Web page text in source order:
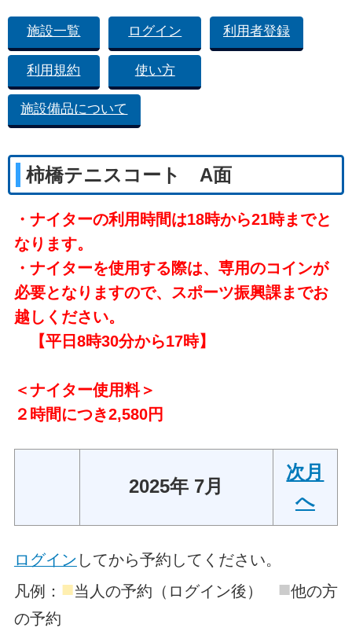
施設一覧 ログイン 利用者登録
利用規約 使い方
施設備品について
柿橋テニスコート A面
・ナイターの利用時間は18時から21時までと
なります。
・ナイターを使用する際は、専用のコインが
必要となりますので、スポーツ振興課までお
越しください。
【平日8時30分から17時】
＜ナイター使用料＞
２時間につき2,580円
2025年 7月
次月
へ
ログイン してから予約してください。
凡例： ■当人の予約（ログイン後） ■他の方
の予約